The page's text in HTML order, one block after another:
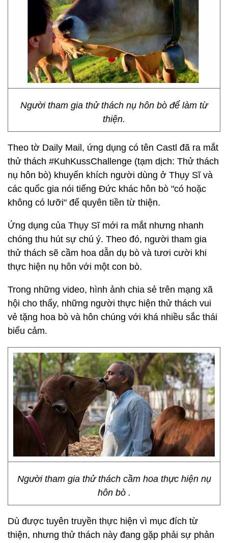
Người tham gia thử thách nụ hôn bò để làm từ
thiện.
Theo tờ Daily Mail, ứng dụng có tên Castl đã ra mắt
thử thách #KuhKussChallenge (tạm dịch: Thử thách
nụ hôn bò) khuyến khích người dùng ở Thụy Sĩ và
các quốc gia nói tiếng Đức khác hôn bò "có hoặc
không có lưỡi" để quyên tiền từ thiện.
Ứng dụng của Thụy Sĩ mới ra mắt nhưng nhanh
chóng thu hút sự chú ý. Theo đó, người tham gia
thử thách sẽ cầm hoa dẫn dụ bò và tươi cười khi
thực hiện nụ hôn với một con bò.
Trong những video, hình ảnh chia sẻ trên mạng xã
hội cho thấy, những người thực hiện thử thách vui
vẻ tặng hoa bò và hôn chúng với khá nhiều sắc thái
biểu cảm.
Người tham gia thử thách cầm hoa thực hiện nụ
hôn bò .
Dù được tuyên truyền thực hiện vì mục đích từ
thiện, nhưng thử thách này đang gặp phải sự phản